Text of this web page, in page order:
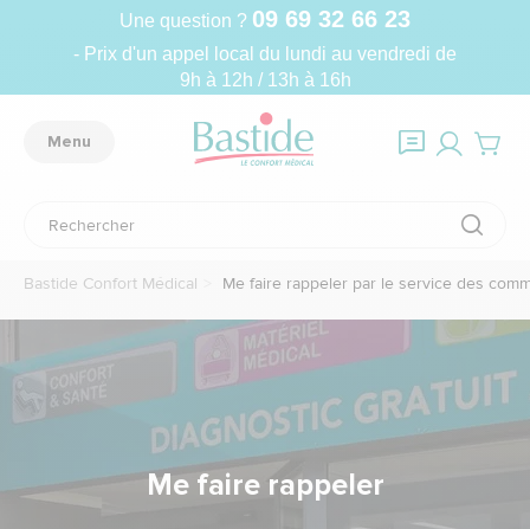
Une question ? 09 69 32 66 23
- Prix d'un appel local du lundi au vendredi de
9h à 12h / 13h à 16h
Menu
Bastide Confort Médical Me faire rappeler par le service des
Me faire rappeler